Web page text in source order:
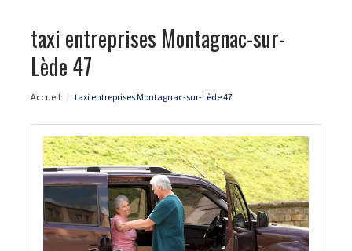
taxi entreprises Montagnac-sur-
Lède 47
Accueil taxi entreprises Montagnac-sur-Lède 47